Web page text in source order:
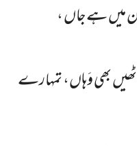
میں ہے جاں ،
بھی وَہاں، تمہارے